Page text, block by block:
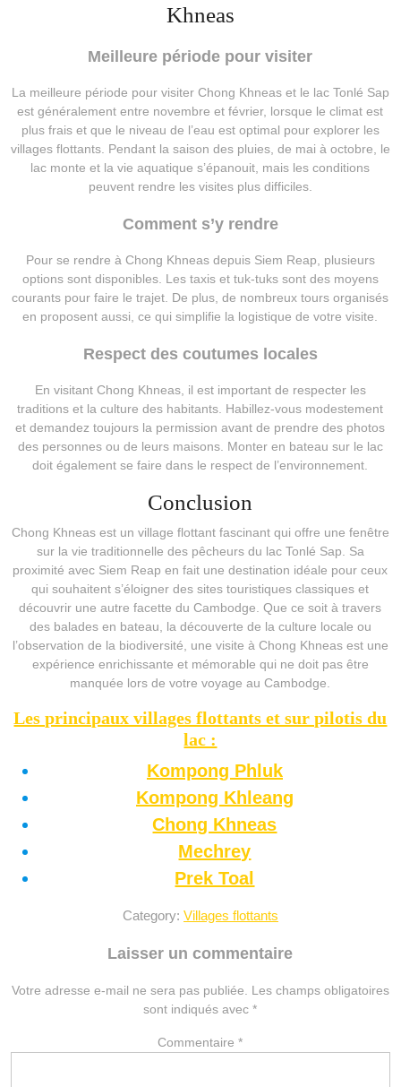
Khneas
Meilleure période pour visiter
La meilleure période pour visiter Chong Khneas et le lac Tonlé Sap
est généralement entre novembre et février, lorsque le climat est
plus frais et que le niveau de l’eau est optimal pour explorer les
villages flottants. Pendant la saison des pluies, de mai à octobre, le
lac monte et la vie aquatique s’épanouit, mais les conditions
peuvent rendre les visites plus difficiles.
Comment s’y rendre
Pour se rendre à Chong Khneas depuis Siem Reap, plusieurs
options sont disponibles. Les taxis et tuk-tuks sont des moyens
courants pour faire le trajet. De plus, de nombreux tours organisés
en proposent aussi, ce qui simplifie la logistique de votre visite.
Respect des coutumes locales
En visitant Chong Khneas, il est important de respecter les
traditions et la culture des habitants. Habillez-vous modestement
et demandez toujours la permission avant de prendre des photos
des personnes ou de leurs maisons. Monter en bateau sur le lac
doit également se faire dans le respect de l’environnement.
Conclusion
Chong Khneas est un village flottant fascinant qui offre une fenêtre
sur la vie traditionnelle des pêcheurs du lac Tonlé Sap. Sa
proximité avec Siem Reap en fait une destination idéale pour ceux
qui souhaitent s’éloigner des sites touristiques classiques et
découvrir une autre facette du Cambodge. Que ce soit à travers
des balades en bateau, la découverte de la culture locale ou
l’observation de la biodiversité, une visite à Chong Khneas est une
expérience enrichissante et mémorable qui ne doit pas être
manquée lors de votre voyage au Cambodge.
Les principaux villages flottants et sur pilotis du
lac :
Kompong Phluk
Kompong Khleang
Chong Khneas
Mechrey
Prek Toal
Category: Villages flottants
Laisser un commentaire
Votre adresse e-mail ne sera pas publiée.
Les champs obligatoires
sont indiqués avec*
Commentaire*